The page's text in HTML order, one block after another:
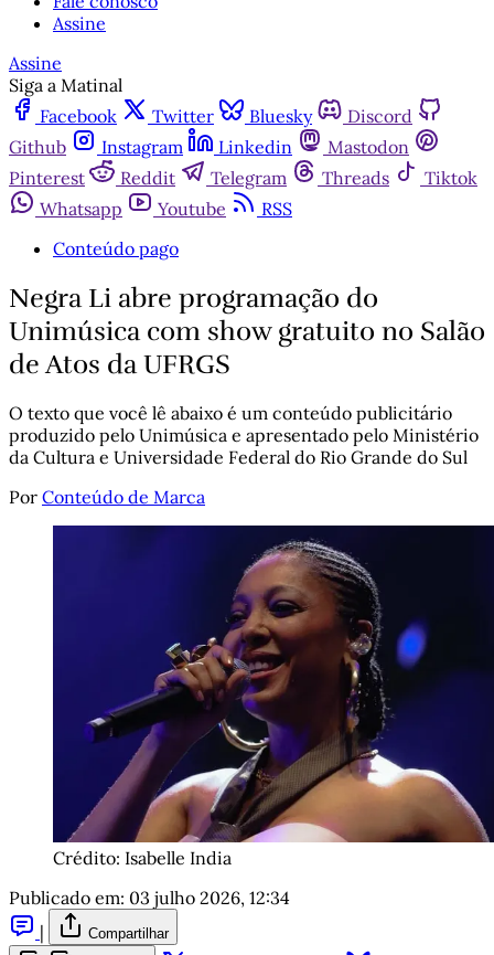
Assine
Assine
Siga a Matinal
Facebook
Twitter Bluesky
Discord
Github
Instagram Linkedin
Mastodon
Pinterest
Reddit Telegram Threads
Tiktok
Whatsapp
Youtube
RSS
Conteúdo pago
Negra Li abre programação do
Unimúsica com show gratuito no Salão
de Atos da UFRGS
O texto que você lê abaixo é um conteúdo publicitário
produzido pelo Unimúsica e apresentado pelo Ministério
da Cultura e Universidade Federal do Rio Grande do Sul
Por Conteúdo de Marca
Crédito: Isabelle India
Publicado em: 03 julho 2026, 12:34
|
Compartilhar